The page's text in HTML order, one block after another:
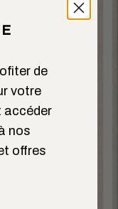
de
votre
accéder
nos
offres